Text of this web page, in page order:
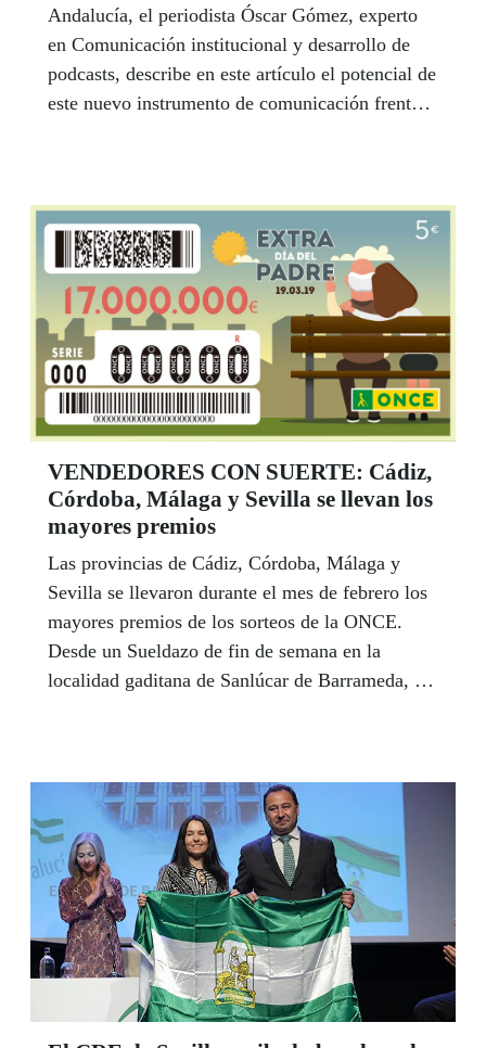
Andalucía, el periodista Óscar Gómez, experto
en Comunicación institucional y desarrollo de
podcasts, describe en este artículo el potencial de
este nuevo instrumento de comunicación frente a
comunidad a la que se quiere llegar, mediante
una formato muy poco acaparador. "La
comunicación a través del sonido,
exclusivamente, vive una nueva edad de oro, tal
y como ocurrió hace exactamente cien años con
el nacimiento y la propagación de la radio",
sostiene Gómez.
VENDEDORES CON SUERTE: Cádiz,
Córdoba, Málaga y Sevilla se llevan los
mayores premios
Las provincias de Cádiz, Córdoba, Málaga y
Sevilla se llevaron durante el mes de febrero los
mayores premios de los sorteos de la ONCE.
Desde un Sueldazo de fin de semana en la
localidad gaditana de Sanlúcar de Barrameda, a